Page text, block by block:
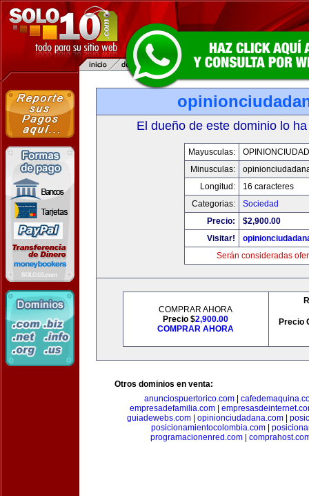
El dueño de este dominio lo
Mayusculas:
Minusculas:
Longitud:
16 caracteres
Categorias:
Sociedad
Precio:
$2,900.00
Visitar!
Serán consideradas
COMPRAR AHORA
Precio $2,900.00
COMPRAR AHORA
Precio
Otros dominios en venta:
anunciospuertorico.com|
empresadefamilia.com
guiadewebs.com
opinionciudadana.com
posicionamientocolombia.com|
programacionenred.com